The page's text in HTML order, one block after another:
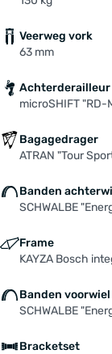
Veerweg vork
63 mm
Achterderailleur
microSHIFT "RD-
Bagagedrager
ATRAN "Tour
Banden
SCHWALBE
Frame
KAYZA Bosch
Banden voorwiel
SCHWALBE
Bracketset